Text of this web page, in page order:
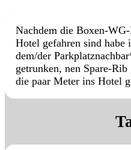
Nachdem die Boxen-
Hotel gefahren sind habe
dem/der
getrunken, nen Spare-
die paar Meter ins Hotel